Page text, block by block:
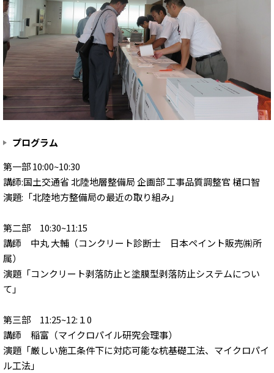
プログラム
第一部 10:00~10:30
講師:国土交通省 北陸地層整備局 企画部 工事品質調整官 樋口智
演題:「北陸地方整備局の最近の取り組み」
第二部 10:30~11:15
講師 中丸 大輔（コンクリート診断士 日本ペイント販売㈱所
属）
演題「コンクリート剥落防止と塗膜型剥落防止システムについ
て」
第三部 11:25~12:１0
講師 稲富（マイクロパイル研究会理事）
演題「厳しい施工条件下に対応可能な杭基礎工法、マイクロパイ
ル工法」